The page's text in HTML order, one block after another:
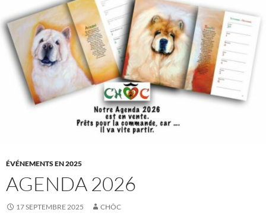
ÉVÉNEMENTS EN 2025
AGENDA 2026
17 SEPTEMBRE 2025 CHÔC